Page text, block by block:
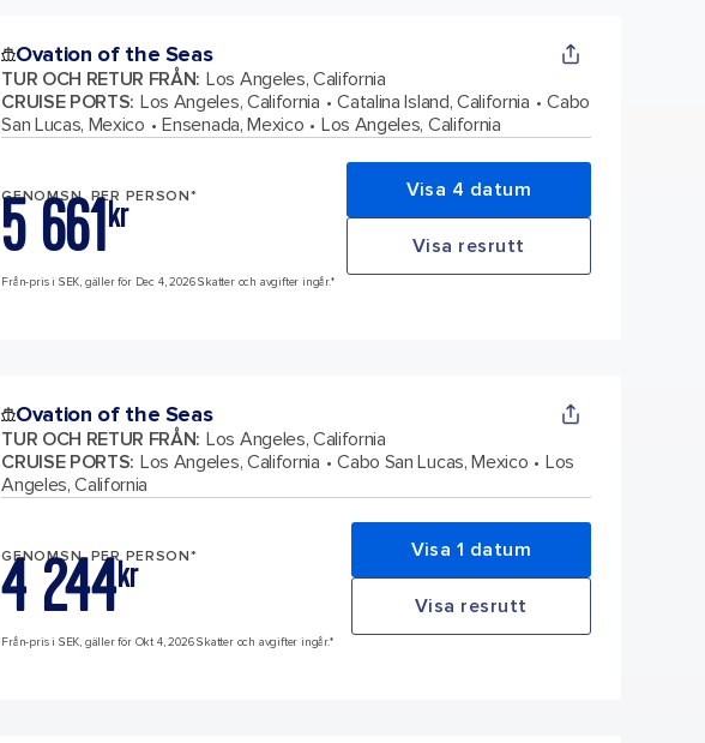
Ovation of the Seas
TUR OCH RETUR FRÅN: Los Angeles, California
CRUISE PORTS: Los Angeles, California Catalina Island, California
Cabo
San Lucas, Mexico
Ensenada, Mexico Los Angeles, California
GENOMSN. PER PERSON*
kr
5 661 Visa 4 datum
Visa resrutt
Från-pris i SEK, gäller för Dec 4, 2026 Skatter och avgifter ingår.*
Ovation of the Seas
TUR OCH RETUR FRÅN: Los Angeles, California
CRUISE PORTS: Los Angeles, California Cabo San Lucas, Mexico
Los
Angeles, California
GENOMSN. PER PERSON*
kr
4 244 Visa 1 datum
Visa resrutt
Från-pris i SEK, gäller för Okt 4, 2026 Skatter och avgifter ingår.*